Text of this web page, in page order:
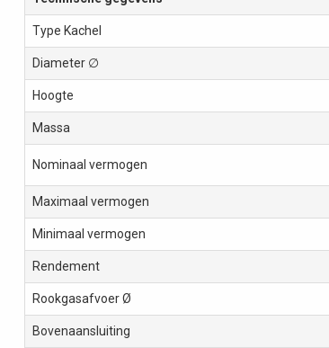
Type Kachel
Diameter ∅
Hoogte
Massa
Nominaal vermogen
Maximaal vermogen
Minimaal vermogen
Rendement
Rookgasafvoer Ø
Bovenaansluiting